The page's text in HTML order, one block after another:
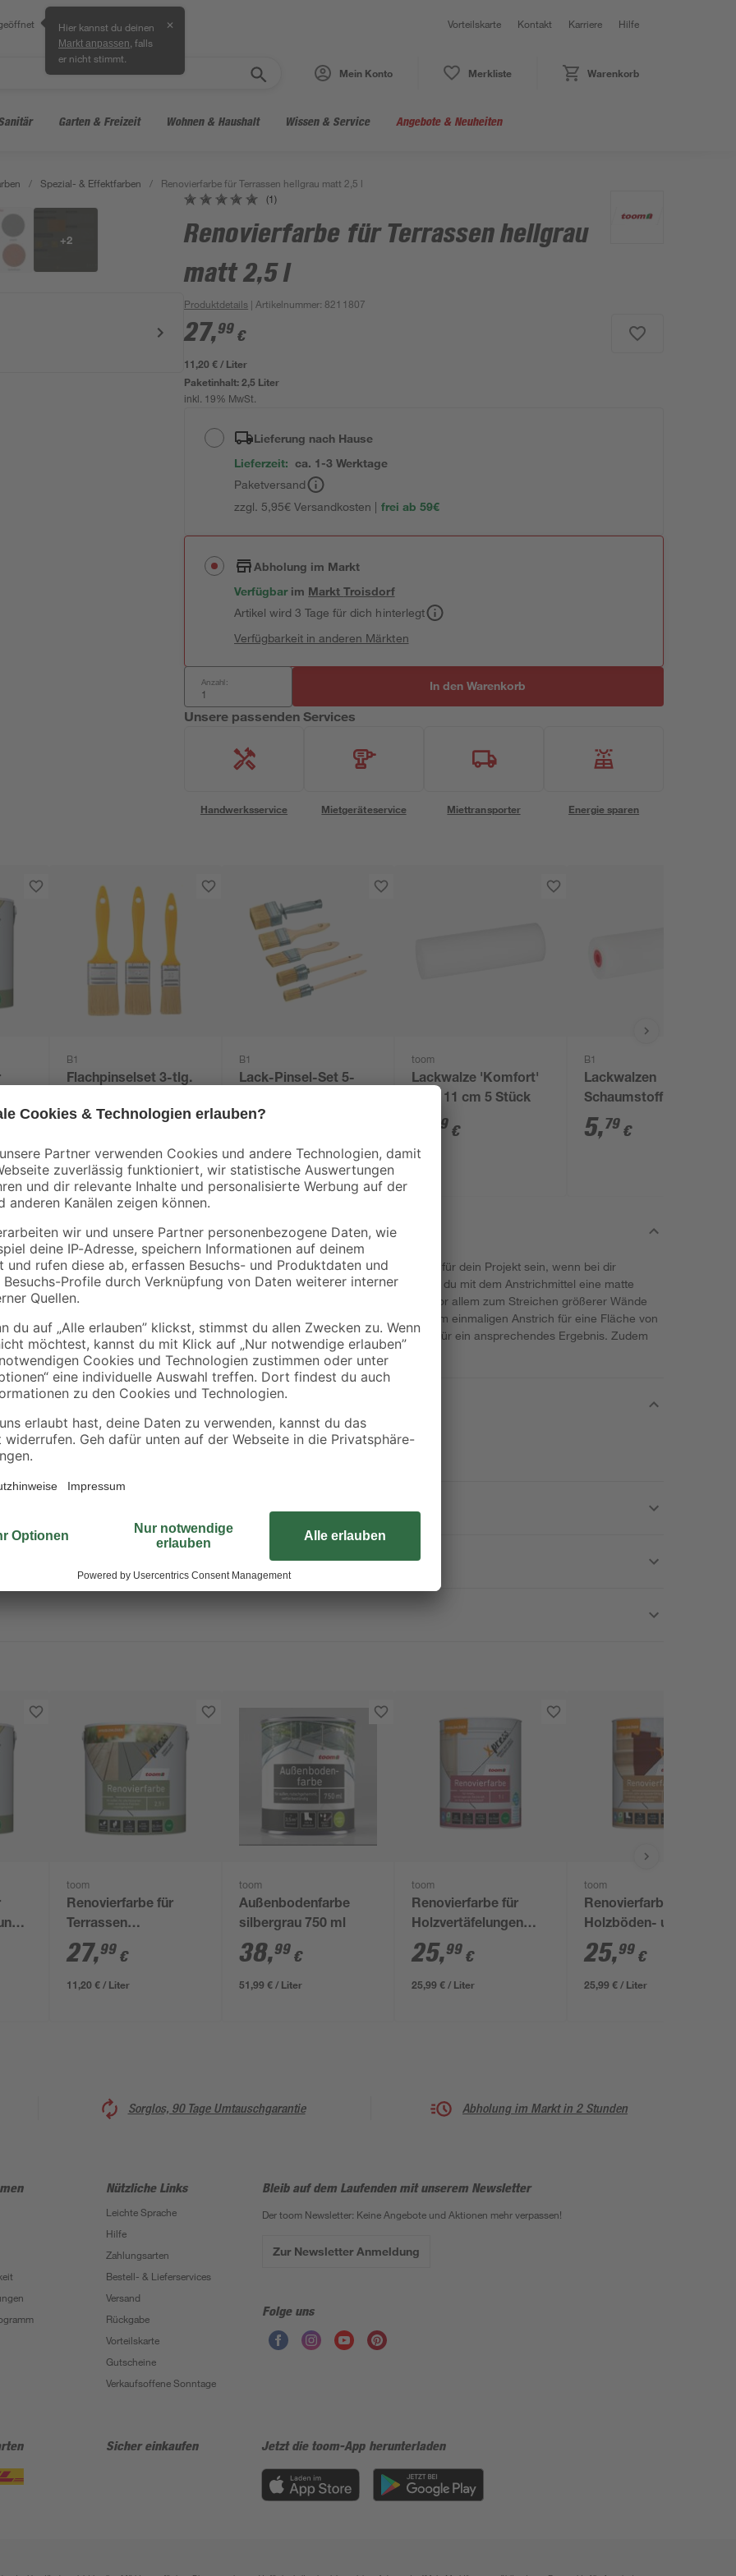
Hier kannst du deinen
Markt anpassen , falls
er nicht stimmt.
✕ Vorteilskarte Kontakt Karriere Hilfe
Mein Konto Merkliste Warenkorb
Garten & Freizeit Wohnen & Haushalt Wissen & Service Angebote & Neuheiten
/ Spezial- & Effektfarben / Renovierfarbe für Terrassen hellgrau matt 2,5 l
+2
(1)
Renovierfarbe für Terrassen hellgrau
matt 2,5 l
Produktdetails | Artikelnummer: 8211807
27,99 €
11,20 € / Liter
Paketinhalt:2,5 Liter
inkl. 19% MwSt.
Lieferung nach Hause
Lieferzeit: ca. 1-3 Werktage
Paketversand
zzgl. 5,95€ Versandkosten | frei ab 59€
Abholung im Markt
Verfügbar im MarktTroisdorf
Artikel wird 3 Tage für dich hinterlegt
Verfügbarkeit in anderen Märkten
Anzahl: In den Warenkorb
Unsere passenden Services
Handwerksservice Mietgeräteservice Miettransporter Energie sparen
B1
Flachpinselset 3-tlg.
5,59
B1
Lack-Pinsel-Set 5-
8,99
toom
Lackwalze 'Komfort'
glatt 11 cm 5 Stück
39 €
B1
Lackwalzen
Schaumstoff 11 cm 5
Stück
5,79 €
Die Farbe 'Xpress' von Toom kann genau richtig für dein Projekt sein, wenn bei dir
Renovierungsarbeiten anstehen. Dabei erzeugst du mit dem Anstrichmittel eine matte
Oberfläche. Es kann mit einem Inhalt von 2,5 l vor allem zum Streichen größerer Wände
verwendet werden. Diese Menge reicht bei einem einmaligen Anstrich für eine Fläche von
30 m². Wir empfehlen allerdings 2 Farbaufträge für ein ansprechendes Ergebnis. Zudem
kannst du mit der Farbe Holzböden behandeln.
Methyl-2H-Isothiazol-3-on. Kann allergische Reaktionen hervorrufen.
toom
Renovierfarbe für
Terrassen
dunkelbraun matt 2,5 l
27,99 €
11,20 € / Liter
toom
Außenbodenfarbe
silbergrau 750 ml
38,99 €
51,99 € / Liter
toom
Renovierfarbe für
Holzvertäfelungen
anthrazitfarben matt 1
l
25,99 €
25,99 € / Liter
toom
Renovierfarbe für
Holzböden- und
Treppen oxidrot
seidenmatt 1 l
25,99 €
25,99 € / Liter
Sorglos, 90 Tage Umtauschgarantie Abholung im Markt in 2 Stunden
Nützliche Links
Leichte Sprache
Hilfe
Zahlungsarten
Bestell- & Lieferservices
Versand
Rückgabe
Vorteilskarte
Gutscheine
Verkaufsoffene Sonntage
Bleib auf dem Laufenden mit unserem Newsletter
Der toom Newsletter: Keine Angebote und Aktionen mehr verpassen!
Zur Newsletter Anmeldung
Folge uns
Sicher einkaufen Jetzt die toom-App herunterladen